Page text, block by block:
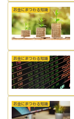
お金にまつわる知識
お金にまつわる知識
お金にまつわる知識